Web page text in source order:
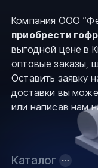
Компания ООО
приобрести
выгодной цене в
оптовые заказы,
Оставить заявку
доставки вы
или написав нам
Каталог